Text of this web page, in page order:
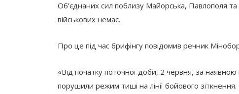
Об’єднаних сил поблизу Майорська, Павлополя
військових немає.
Про це під час брифінгу повідомив речник
«Від початку поточної доби, 2 червня, за наявною
порушили режим тиші на лінії бойового